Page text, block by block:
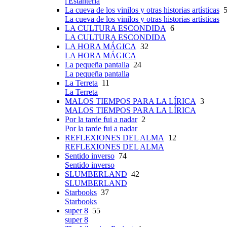
La cueva de los vinilos y otras historias artísticas
La cueva de los vinilos y otras historias artísticas
LA CULTURA ESCONDIDA 6
LA CULTURA ESCONDIDA
LA HORA MÁGICA 32
LA HORA MÁGICA
La pequeña pantalla 24
La pequeña pantalla
La Terreta 11
La Terreta
MALOS TIEMPOS PARA LA LÍRICA 3
MALOS TIEMPOS PARA LA LÍRICA
Por la tarde fui a nadar2
Por la tarde fui a nadar
REFLEXIONES DEL ALMA
12
REFLEXIONES DEL ALMA
Sentido inverso 74
Sentido inverso
SLUMBERLAND 42
SLUMBERLAND
Starbooks 37
Starbooks
super 8 55
super 8